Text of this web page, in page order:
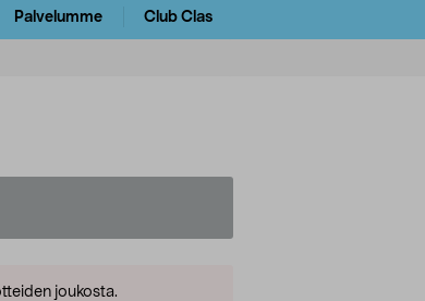
Palvelumme Club Clas
joukosta.